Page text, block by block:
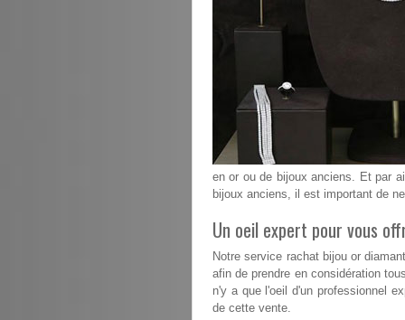
en or ou de bijoux anciens. Et par
bijoux anciens, il est important de
Un oeil expert pour vous
Notre service rachat bijou or
afin de prendre en considération
n'y a que l'oeil d'un professionnel
de cette vente.